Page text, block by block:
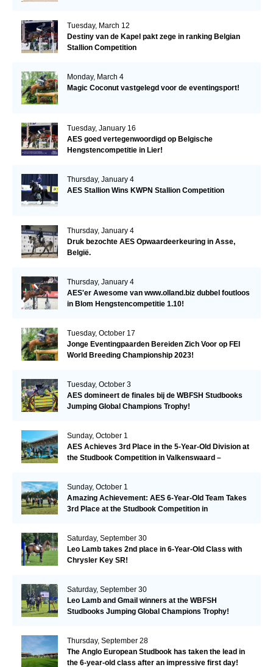
Tuesday, March 12
Destiny van de Kapel pakt zege in ranking Belgian
Stallion Competition
Monday, March 4
Magic Coconut vastgelegd voor de eventingsport!
Tuesday, January 16
AES goed vertegenwoordigd op Belgische
Hengstencompetitie in Lier!
Thursday, January 4
AES Stallion Wins KWPN Stallion Competition
Thursday, January 4
Druk bezochte AES Opwaardeerkeuring in Asse,
België.
Thursday, January 4
AES'er Awesome van www.olland.biz dubbel foutloos
in Blom Hengstencompetitie 1.10!
Tuesday, October 17
Jonge Eventingpaarden Bereiden Zich Voor op FEI
World Breeding Championship 2023!
Tuesday, October 3
AES domineert de finales bij de WBFSH Studbooks
Jumping Global Champions Trophy!
Sunday, October 1
AES Achieves 3rd Place in the 5-Year-Old Division at
the Studbook Competition in Valkenswaard –
Sunday, October 1
Amazing Achievement: AES 6-Year-Old Team Takes
3rd Place at the Studbook Competition in
Saturday, September 30
Leo Lamb takes 2nd place in 6-Year-Old Class with
Chrysler Key SR!
Saturday, September 30
Leo Lamb and Gmail winners at the WBFSH
Studbooks Jumping Global Champions Trophy!
Thursday, September 28
The Anglo European Studbook has taken the lead in
the 6-year-old class after an impressive first day!​